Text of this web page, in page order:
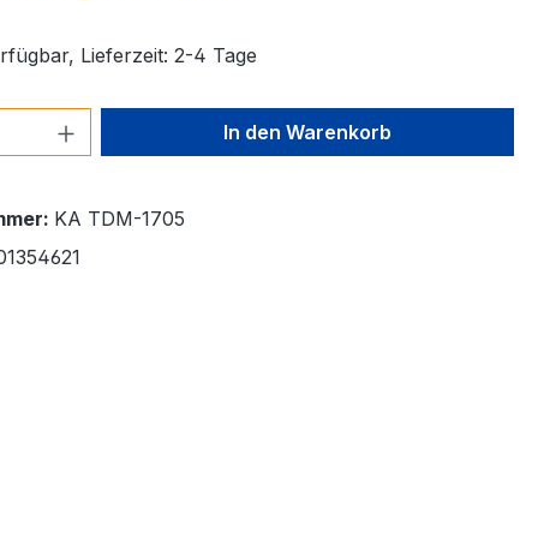
Lieferzeit: 2-4 Tage
Gib den gewünschten Wert
In den Warenkorb
KA TDM-1705